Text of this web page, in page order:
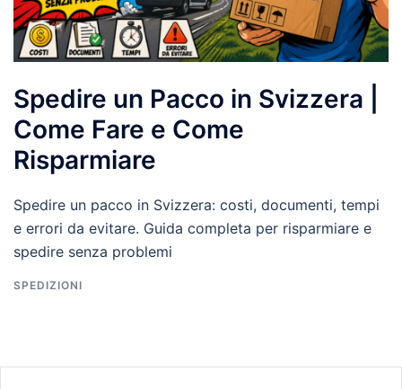
Spedire un Pacco in Svizzera |
Come Fare e Come
Risparmiare
Spedire un pacco in Svizzera: costi, documenti, tempi
e errori da evitare. Guida completa per risparmiare e
spedire senza problemi
SPEDIZIONI